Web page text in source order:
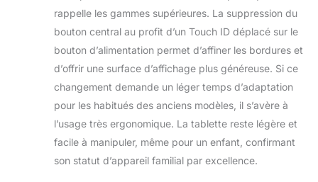
garder le contact
et de donner libre
cours à votre
PERFORMANCES
ET STOCKAGE –
La puce A16 met
ses performances
service de vos
activités préférées.
rappelle les gammes supérieures. La suppression du
bouton central au profit d’un Touch ID déplacé sur le
bouton d’alimentation permet d’affiner les bordures et
d’offrir une surface d’affichage plus généreuse. Si ce
changement demande un léger temps d’adaptation
pour les habitués des anciens modèles, il s’avère à
l’usage très ergonomique. La tablette reste légère et
facile à manipuler, même pour un enfant, confirmant
son statut d’appareil familial par excellence.